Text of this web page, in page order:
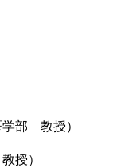
部 教授）
授）